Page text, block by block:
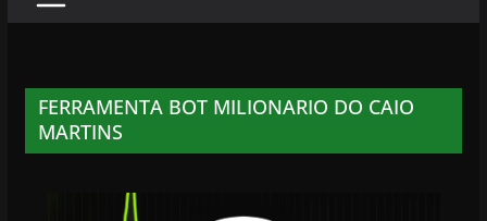
FERRAMENTA BOT MILIONARIO DO CAIO
MARTINS